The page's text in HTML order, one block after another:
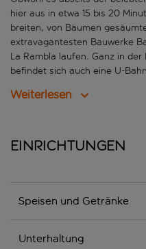
hier aus in etwa 15 bis 20
breiten, von Bäumen
extravagantesten Bauwerke
La Rambla laufen. Ganz in
befindet sich auch eine U-
Weiterlesen
Einrichtungen
Speisen und Getränke
Unterhaltung